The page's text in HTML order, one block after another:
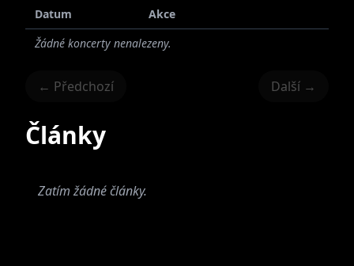
Datum
Akce
Žádné koncerty nenalezeny.
← Předchozí Další →
Články
Zatím žádné články.